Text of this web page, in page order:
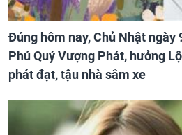
Đúng hôm nay, Chủ Nhật ngày
Phú Quý Vượng Phát, hưởng
phát đạt, tậu nhà sắm xe